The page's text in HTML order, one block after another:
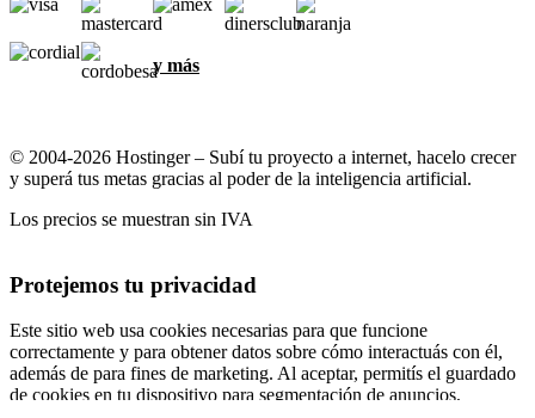
y más
© 2004-2026 Hostinger – Subí tu proyecto a internet, hacelo crecer
y superá tus metas gracias al poder de la inteligencia artificial.
Los precios se muestran sin IVA
Protejemos tu privacidad
Este sitio web usa cookies necesarias para que funcione
correctamente y para obtener datos sobre cómo interactuás con él,
además de para fines de marketing. Al aceptar, permitís el guardado
de cookies en tu dispositivo para segmentación de anuncios,